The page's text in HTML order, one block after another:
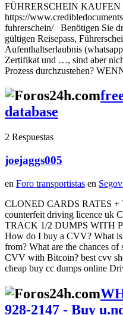
FÜHRERSCHEIN KAUFEN
https://
fuhrerschein/ Benötigen Sie
gültigen Reisepass,
Aufenthaltserlaubnis
Zertifikat und …, sind aber
Prozess durchzustehen?
database
2 Respuestas
joejaggs005
en Foro transportistas en
CLONED CARDS RATES
counterfeit driving licence uk
TRACK 1/2 DUMPS WITH
How do I buy a CVV? What
from? What are the chances
CVV with Bitcoin? best cvv
cheap buy cc dumps online
928-2147 - Buy